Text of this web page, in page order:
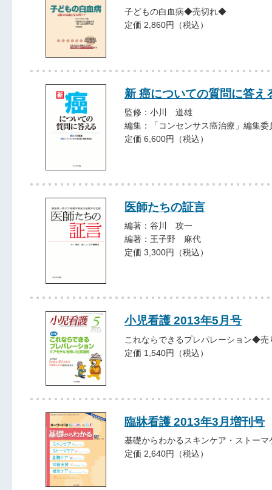
子どもの白血病◆売切れ◆
定価 2,860円（税込）
新 癌についての質問に答え
監修：小川 道雄
編集：「コンセンサス癌治療」編集委
定価 6,600円（税込）
医師たちの証言
編著：谷川 攻一
編著：王子野 麻代
定価 3,300円（税込）
小児看護 2013年5月号
これならできるプレパレーション◆
定価 1,540円（税込）
臨牀看護 2013年3月増刊号
基礎からわかるスキンケア・ストー
定価 2,640円（税込）